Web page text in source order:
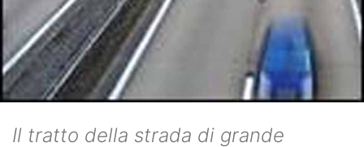
Il tratto della strada di grande